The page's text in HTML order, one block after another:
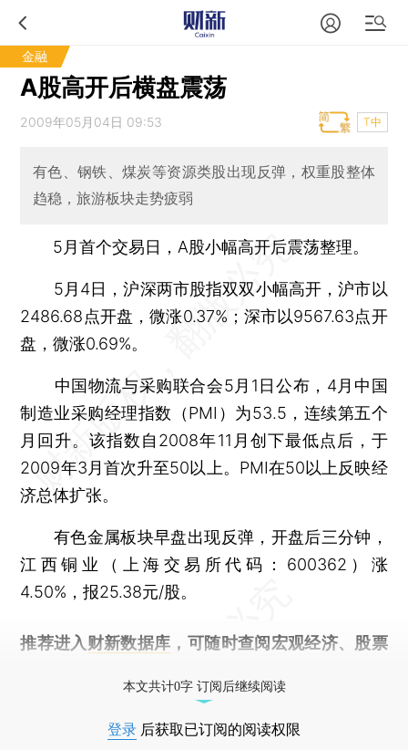
金融
A股高开后横盘震荡
2009年05月04日 09:53 T中
有色、钢铁、煤炭等资源类股出现反弹，权重股整体
趋稳，旅游板块走势疲弱
5月首个交易日，A股小幅高开后震荡整理。
5月4日，沪深两市股指双双小幅高开，沪市以
2486.68点开盘，微涨0.37%；深市以9567.63点开
盘，微涨0.69%。
中国物流与采购联合会5月1日公布，4月中国
制造业采购经理指数（PMI）为53.5，连续第五个
月回升。该指数自2008年11月创下最低点后，于
2009年3月首次升至50以上。PMI在50以上反映经
济总体扩张。
有色金属板块早盘出现反弹，开盘后三分钟，
江西铜业（上海交易所代码：600362）涨
4.50%，报25.38元/股。
推荐进入 财新数据库 ，可随时查阅宏观经济、股票
本文共计0字 订阅后继续阅读
登录 后获取已订阅的阅读权限